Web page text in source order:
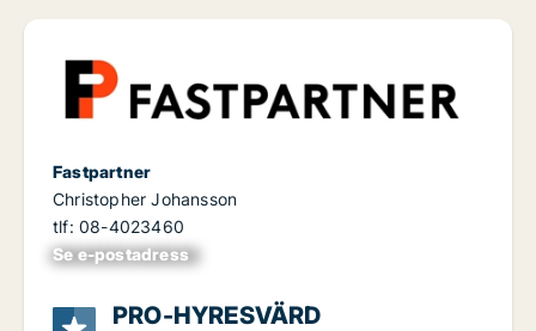
Fastpartner
Christopher Johansson
tlf: 08-4023460
Se e-postadress
xxxxxxxxxxxxxxx
PRO-HYRESVÄRD